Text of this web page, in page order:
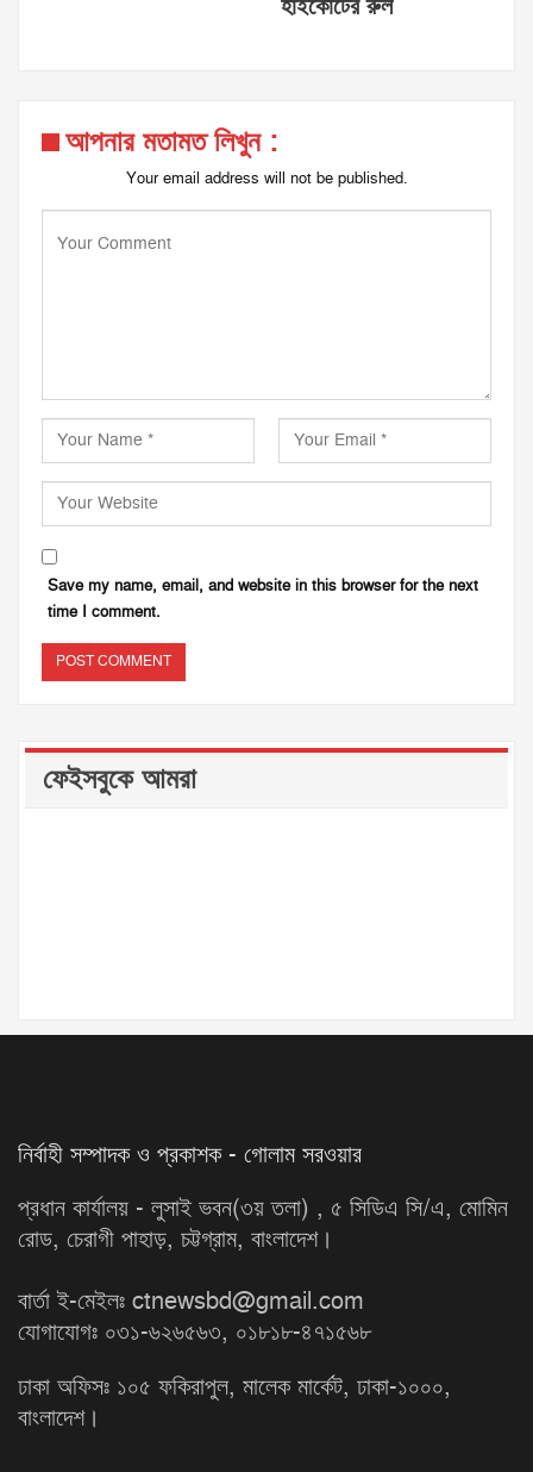
হাইকোর্টের রুল
আপনার মতামত লিখুন :
Your email address will not be published.
Save my name, email, and website in this browser for the next
time I comment.
ফেইসবুকে আমরা
নির্বাহী সম্পাদক ও প্রকাশক - গোলাম সরওয়ার
প্রধান কার্যালয় - লুসাই ভবন(৩য় তলা) , ৫ সিডিএ সি/এ, মোমিন
রোড, চেরাগী পাহাড়, চট্টগ্রাম, বাংলাদেশ।
বার্তা ই-মেইলঃ ctnewsbd@gmail.com
যোগাযোগঃ ০৩১-৬২৬৫৬৩, ০১৮১৮-৪৭১৫৬৮
ঢাকা অফিসঃ ১০৫ ফকিরাপুল, মালেক মার্কেট, ঢাকা-১০০০,
বাংলাদেশ।